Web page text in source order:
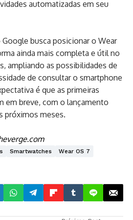
automatizadas em seu
busca posicionar o Wear
ainda mais completa e útil no
ampliando as possibilidades de
de consultar o smartphone
é que as primeiras
em breve, com o lançamento
próximos meses.
Smartwatches
Wear OS 7